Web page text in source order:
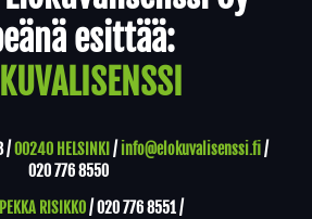
esittää:
/00240 HELSINKI / info@elokuvalisenssi.fi/
020 776 8550
PEKKA RISIKKO/020 776 8551/